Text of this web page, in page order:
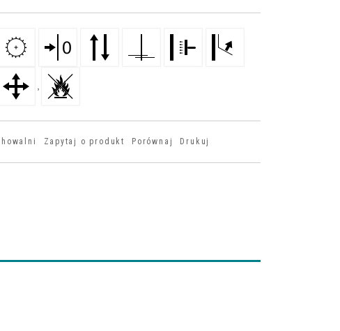
Zapytaj o produkt Porównaj Drukuj